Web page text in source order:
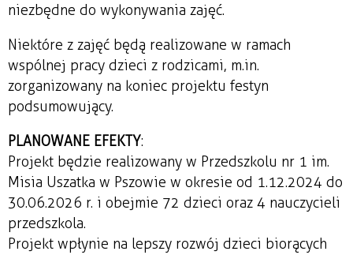
niezbędne do wykonywania zajęć.
Niektóre z zajęć będą realizowane w ramach
wspólnej pracy dzieci z rodzicami, m.in.
zorganizowany na koniec projektu festyn
podsumowujący.
PLANOWANE EFEKTY:
Projekt będzie realizowany w Przedszkolu nr 1 im.
Misia Uszatka w Pszowie w okresie od 1.12.2024 do
30.06.2026 r. i obejmie 72 dzieci oraz 4 nauczycieli
przedszkola.
Projekt wpłynie na lepszy rozwój dzieci biorących